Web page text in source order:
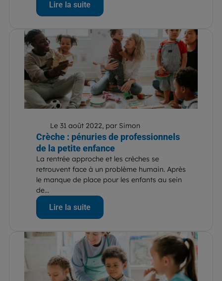
Lire la suite
Le 31 août 2022, par Simon
Crèche : pénuries de professionnels
de la petite enfance
La rentrée approche et les crèches se
retrouvent face à un problème humain. Après
le manque de place pour les enfants au sein
de...
Lire la suite